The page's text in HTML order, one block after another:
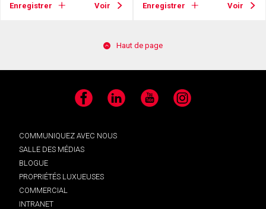
Enregistrer Voir Enregistrer Voir
Haut de page
Facebook LinkedIn YouTube Instagram
COMMUNIQUEZ AVEC NOUS
SALLE DES MÉDIAS
BLOGUE
PROPRIÉTÉS LUXUEUSES
COMMERCIAL
INTRANET